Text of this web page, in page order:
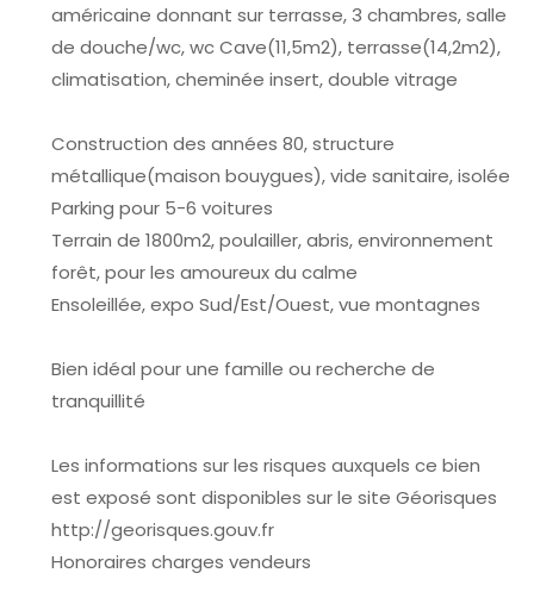
américaine donnant sur terrasse, 3 chambres, salle
de douche/wc, wc Cave(11,5m2), terrasse(14,2m2),
climatisation, cheminée insert, double vitrage
Construction des années 80, structure
métallique(maison bouygues), vide sanitaire, isolée
Parking pour 5-6 voitures
Terrain de 1800m2, poulailler, abris, environnement
forêt, pour les amoureux du calme
Ensoleillée, expo Sud/Est/Ouest, vue montagnes
Bien idéal pour une famille ou recherche de
tranquillité
Les informations sur les risques auxquels ce bien
est exposé sont disponibles sur le site Géorisques
http://georisques.gouv.fr
Honoraires charges vendeurs